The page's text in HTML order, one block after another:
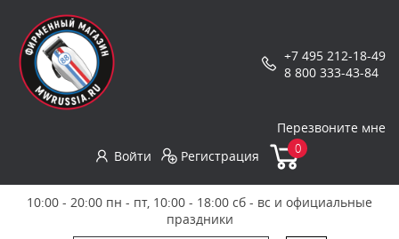
+7 495 212-18-49
8 800 333-43-84
Перезвоните мне
Войти
Регистрация 0
10:00 - 20:00 пн - пт, 10:00 - 18:00 сб - вс и официальные
праздники